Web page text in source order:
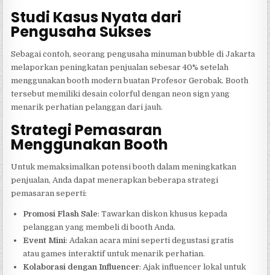
Studi Kasus Nyata dari
Pengusaha Sukses
Sebagai contoh, seorang pengusaha minuman bubble di Jakarta
melaporkan peningkatan penjualan sebesar 40% setelah
menggunakan booth modern buatan Profesor Gerobak. Booth
tersebut memiliki desain colorful dengan neon sign yang
menarik perhatian pelanggan dari jauh.
Strategi Pemasaran
Menggunakan Booth
Untuk memaksimalkan potensi booth dalam meningkatkan
penjualan, Anda dapat menerapkan beberapa strategi
pemasaran seperti:
Promosi Flash Sale: Tawarkan diskon khusus kepada
pelanggan yang membeli di booth Anda.
Event Mini: Adakan acara mini seperti degustasi gratis
atau games interaktif untuk menarik perhatian.
Kolaborasi dengan Influencer: Ajak influencer lokal untuk